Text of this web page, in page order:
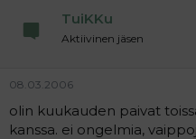
TuiKKu
Aktiivinen jäsen
08.03.2006
olin kuukauden paivat
kanssa. ei ongelmia,